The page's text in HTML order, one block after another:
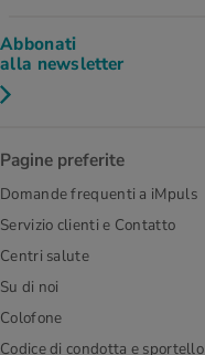
Abbonati
alla newsletter
Pagine preferite
Domande frequenti a iMpuls
Servizio clienti e Contatto
Centri salute
Su di noi
Colofone
Codice di condotta e sportello